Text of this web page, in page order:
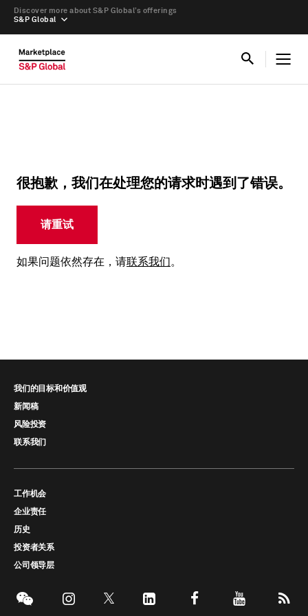
S&P Global
Discover more about S&P Global’s offerings
很抱歉，我们在处理您的请求时遇到了错误。
请重试
如果问题依然存在，请联系我们。
我们的目标和价值观
新闻稿
风险投资
联系我们
工作机会
企业责任
历史
投资者关系
公司领导层